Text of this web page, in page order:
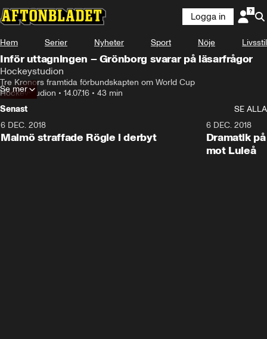
Logga in
Hem Serier Nyheter Sport Nöje Livsstil
Inför uttagningen – Grönborg svarar på läsarfrågor
Hockeystudion
Tre Kronors framtida förbundskapten om World Cup
Hockeystudion • 14.07.16 • 43 min
Se mer
Senast
SE ALLA
6 DEC. 2018
Malmö straffade Rögle i derbyt
6 DEC. 2018
Dramatik
mot Luleå